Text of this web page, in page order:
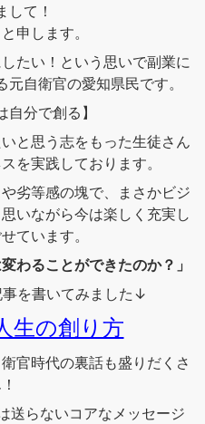
して！
申します。
たい！という思いで副業に
自衛官の愛知県民です。
自分で創る】
と思う志をもった生徒さん
を実践しております。
劣等感の塊で、まさかビジ
いながら今は楽しく充実し
ています。
わることができたのか？」
を書いてみました↓
生の創り方
官時代の裏話も盛りだくさ
送らないコアなメッセージ